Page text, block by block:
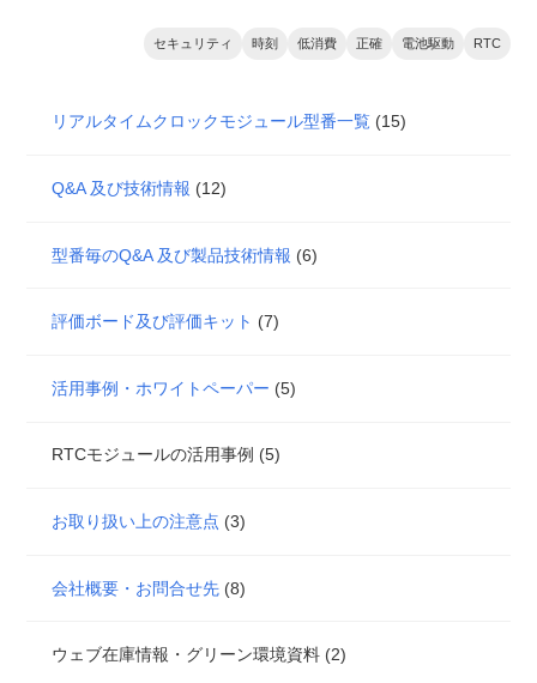
セキュリティ 時刻 低消費 正確 電池駆動 RTC
リアルタイムクロックモジュール型番一覧 (15)
Q&A 及び技術情報 (12)
型番毎のQ&A 及び製品技術情報 (6)
評価ボード及び評価キット (7)
活用事例・ホワイトペーパー (5)
RTCモジュールの活用事例 (5)
お取り扱い上の注意点 (3)
会社概要・お問合せ先 (8)
ウェブ在庫情報・グリーン環境資料 (2)